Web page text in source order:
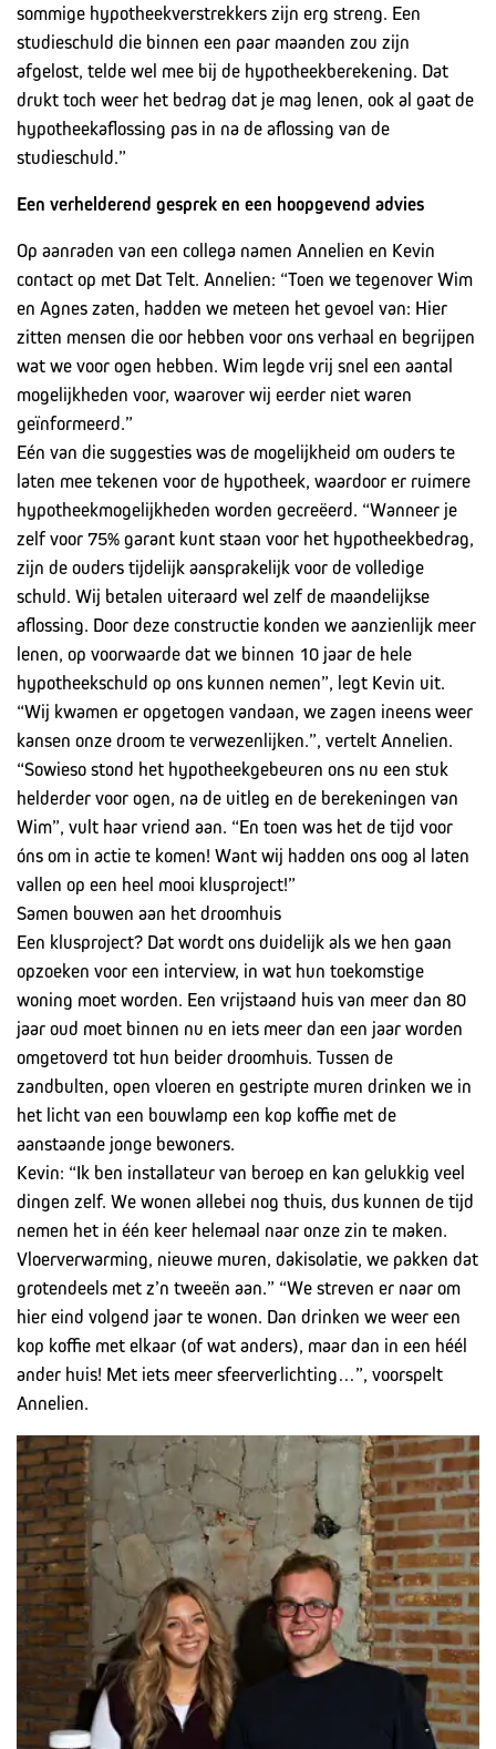
sommige hypotheekverstrekkers zijn erg streng. Een
studieschuld die binnen een paar maanden zou zijn
afgelost, telde wel mee bij de hypotheekberekening. Dat
drukt toch weer het bedrag dat je mag lenen, ook al gaat de
hypotheekaflossing pas in na de aflossing van de
studieschuld.”
Een verhelderend gesprek en een hoopgevend advies
Op aanraden van een collega namen Annelien en Kevin
contact op met Dat Telt. Annelien: “Toen we tegenover Wim
en Agnes zaten, hadden we meteen het gevoel van: Hier
zitten mensen die oor hebben voor ons verhaal en begrijpen
wat we voor ogen hebben. Wim legde vrij snel een aantal
mogelijkheden voor, waarover wij eerder niet waren
geïnformeerd.”
Eén van die suggesties was de mogelijkheid om ouders te
laten mee tekenen voor de hypotheek, waardoor er ruimere
hypotheekmogelijkheden worden gecreëerd. “Wanneer je
zelf voor 75% garant kunt staan voor het hypotheekbedrag,
zijn de ouders tijdelijk aansprakelijk voor de volledige
schuld. Wij betalen uiteraard wel zelf de maandelijkse
aflossing. Door deze constructie konden we aanzienlijk meer
lenen, op voorwaarde dat we binnen 10 jaar de hele
hypotheekschuld op ons kunnen nemen”, legt Kevin uit.
“Wij kwamen er opgetogen vandaan, we zagen ineens weer
kansen onze droom te verwezenlijken.”, vertelt Annelien.
“Sowieso stond het hypotheekgebeuren ons nu een stuk
helderder voor ogen, na de uitleg en de berekeningen van
Wim”, vult haar vriend aan. “En toen was het de tijd voor
óns om in actie te komen! Want wij hadden ons oog al laten
vallen op een heel mooi klusproject!”
Samen bouwen aan het droomhuis
Een klusproject? Dat wordt ons duidelijk als we hen gaan
opzoeken voor een interview, in wat hun toekomstige
woning moet worden. Een vrijstaand huis van meer dan 80
jaar oud moet binnen nu en iets meer dan een jaar worden
omgetoverd tot hun beider droomhuis. Tussen de
zandbulten, open vloeren en gestripte muren drinken we in
het licht van een bouwlamp een kop koffie met de
aanstaande jonge bewoners.
Kevin: “Ik ben installateur van beroep en kan gelukkig veel
dingen zelf. We wonen allebei nog thuis, dus kunnen de tijd
nemen het in één keer helemaal naar onze zin te maken.
Vloerverwarming, nieuwe muren, dakisolatie, we pakken dat
grotendeels met z’n tweeën aan.” “We streven er naar om
hier eind volgend jaar te wonen. Dan drinken we weer een
kop koffie met elkaar (of wat anders), maar dan in een héél
ander huis! Met iets meer sfeerverlichting…”, voorspelt
Annelien.